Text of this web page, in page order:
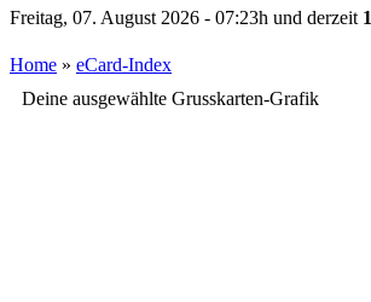
Freitag, 07. August 2026 - 07:23h und derzeit 1
Home » eCard-Index
Deine ausgewählte Grusskarten-Grafik